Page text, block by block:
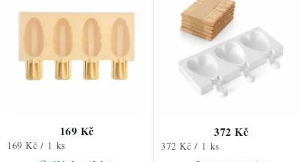
169 Kč
Měrná
169 Kč / 1 ks
372 Kč
Měrná
372 Kč / 1 ks